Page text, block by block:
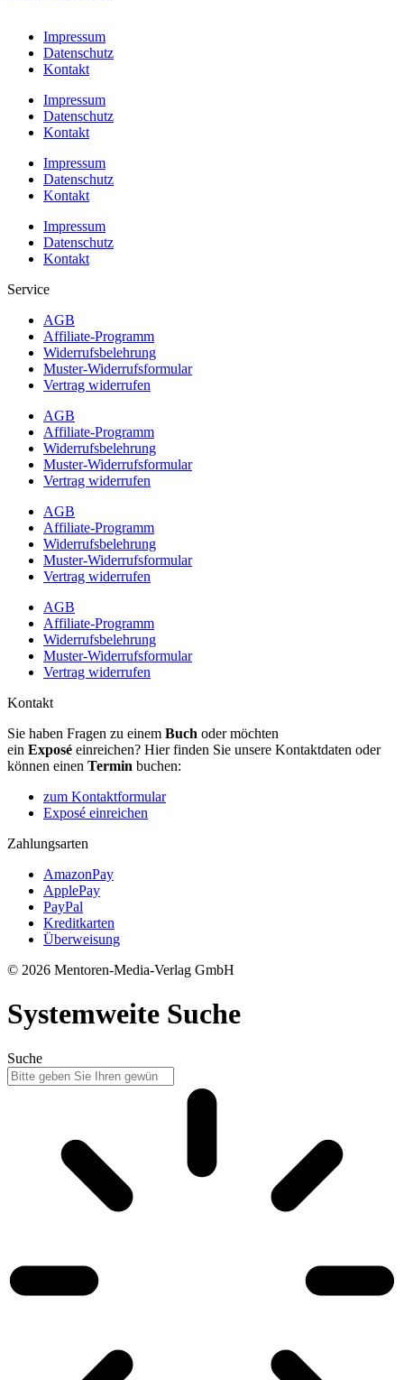
Impressum
Datenschutz
Kontakt
Impressum
Datenschutz
Kontakt
Impressum
Datenschutz
Kontakt
Impressum
Datenschutz
Kontakt
Service
AGB
Affiliate-Programm
Widerrufsbelehrung
Muster-Widerrufsformular
Vertrag widerrufen
AGB
Affiliate-Programm
Widerrufsbelehrung
Muster-Widerrufsformular
Vertrag widerrufen
AGB
Affiliate-Programm
Widerrufsbelehrung
Muster-Widerrufsformular
Vertrag widerrufen
AGB
Affiliate-Programm
Widerrufsbelehrung
Muster-Widerrufsformular
Vertrag widerrufen
Kontakt
Sie haben Fragen zu einem Buch oder möchten
ein Exposé einreichen? Hier finden Sie unsere Kontaktdaten oder
können einen Termin buchen:
zum Kontaktformular
Exposé einreichen
Zahlungsarten
AmazonPay
ApplePay
PayPal
Kreditkarten
Überweisung
© 2026 Mentoren-Media-Verlag GmbH
Systemweite Suche
Suche